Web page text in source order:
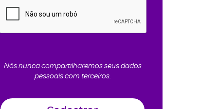
Nós nunca compartilharemos seus dados
pessoais com terceiros.